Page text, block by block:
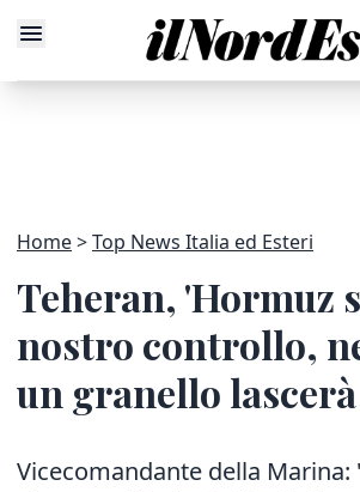
Home Top News Italia ed Esteri
Teheran, 'Hormuz
nostro controllo,
un granello
Vicecomandante della Marina: